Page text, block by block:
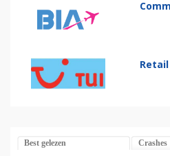
Best gelezen Crashes